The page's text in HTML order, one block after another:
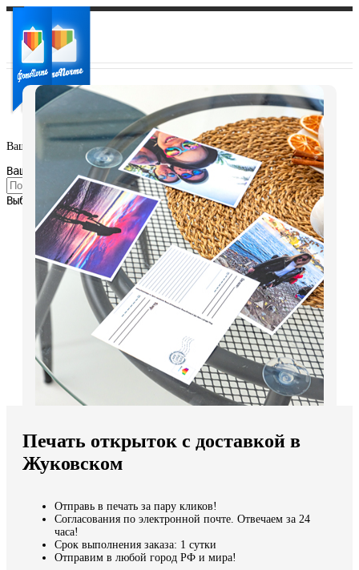
Ваш город:
Ваш регион доставки
Выберите из списка:
Мы доставляем по всему миру
Продолжить без города
Печать открыток с доставкой в
Жуковском
Отправь в печать за пару кликов!
Согласования по электронной почте. Отвечаем за 24
часа!
Срок выполнения заказа: 1 сутки
Отправим в любой город РФ и мира!